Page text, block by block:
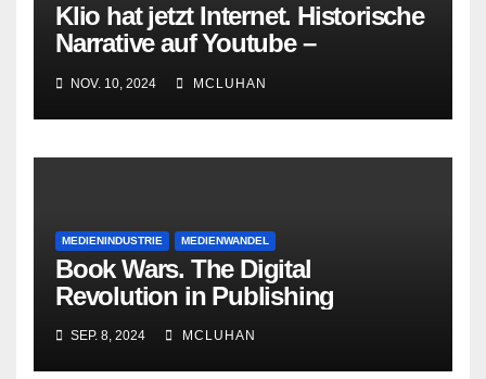
Klio hat jetzt Internet. Historische
Narrative auf Youtube –
Aushandlung
NOV. 10, 2024 MCLUHAN
MEDIENINDUSTRIE MEDIENWANDEL
Book Wars. The Digital
Revolution in Publishing
SEP. 8, 2024 MCLUHAN